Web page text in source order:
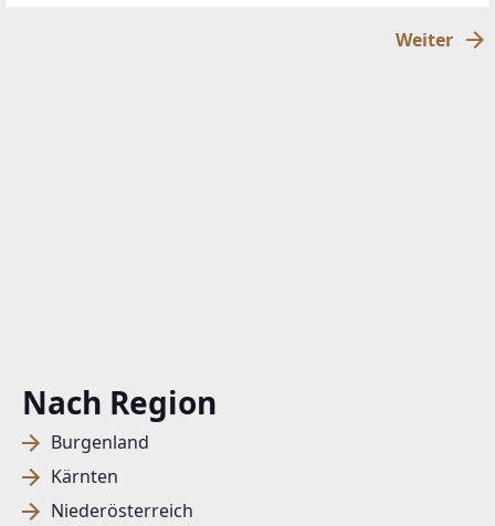
Nach Region
Burgenland
Kärnten
Niederösterreich
Weiter